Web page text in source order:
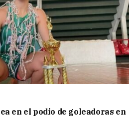
en el podio de goleadoras en